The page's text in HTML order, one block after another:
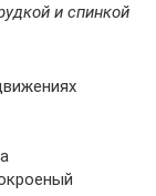
и спинкой